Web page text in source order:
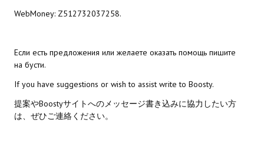
Sea Dogs Remaster Fan Edition
Новости
Новости Архив
МОДЫ ДЛЯ ИГР
WebMoney: Z512732037258.
Если есть предложения или желаете оказать помощь пишите
на бусти.
If you have suggestions or wish to assist write to Boosty.
提案やBoostyサイトへのメッセージ書き込みに協力したい方
は、ぜひご連絡ください。